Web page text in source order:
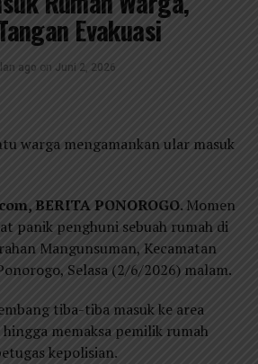
Evakuasi
ago on Juni 2, 2026
warga mengamankan ular masuk
BERITA PONOROGO. Momen
panik penghuni sebuah rumah di
Mangunsuman, Kecamatan
Selasa (2/6/2026) malam.
tiba-tiba masuk ke area
memaksa pemilik rumah
kepolisian.